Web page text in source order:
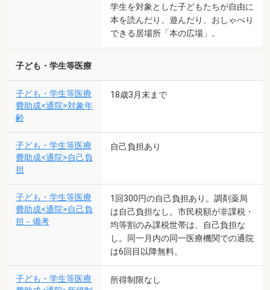
学生を対象とした子どもたちが自由に
本を読んだり、遊んだり、おしゃべり
できる居場所「本の広場」。
子ども・学生等医療
子ども・学生等医療
費助成<通院>対象年
齢
18歳3月末まで
子ども・学生等医療
費助成<通院>自己負
担
自己負担あり
子ども・学生等医療
費助成<通院>自己負
担－備考
1回300円の自己負担あり。調剤薬局
は自己負担なし。市民税額が非課税・
均等割のみ課税世帯は、自己負担な
し。同一月内の同一医療機関での通院
は6回目以降無料。
子ども・学生等医療
所得制限なし